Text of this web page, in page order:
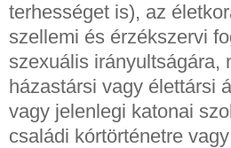
terhességet is), az
szellemi és érzékszervi
szexuális irányultságára,
házastársi vagy élettársi
vagy jelenlegi katonai
családi kórtörténetre